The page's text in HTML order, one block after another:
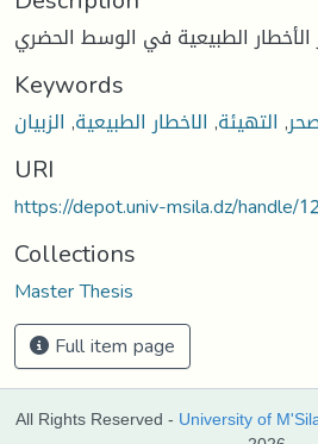
الطبيعية في الوسط الحضري
Keywords
, التهيئة, الاخطار الطبيعية, الزبيان
URI
https://depot.univ-msila.dz/handle/
Collections
Master Thesis
Full item page
All Rights Reserved - University of